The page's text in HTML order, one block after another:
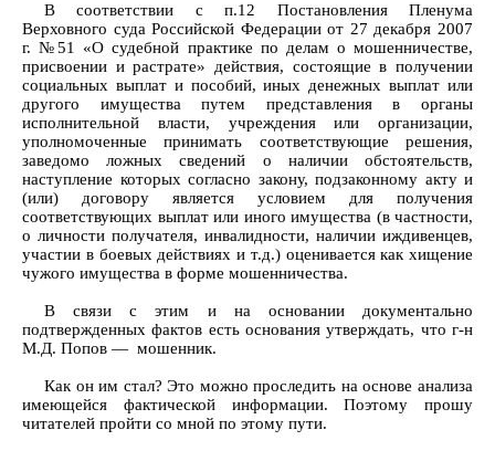
В соответствии с п.12 Постановления Пленума
Верховного суда Российской Федерации от 27 декабря 2007
г. №51 «О судебной практике по делам о мошенничестве,
присвоении и растрате» действия, состоящие в получении
социальных выплат и пособий, иных денежных выплат или
другого имущества путем представления в органы
исполнительной власти, учреждения или организации,
уполномоченные принимать соответствующие решения,
заведомо ложных сведений о наличии обстоятельств,
наступление которых согласно закону, подзаконному акту и
(или) договору является условием для получения
соответствующих выплат или иного имущества (в частности,
о личности получателя, инвалидности, наличии иждивенцев,
участии в боевых действиях и т.д.) оценивается как хищение
чужого имущества в форме мошенничества.
В связи с этим и на основании документально
подтвержденных фактов есть основания утверждать, что г-н
М.Д. Попов — мошенник.
Как он им стал? Это можно проследить на основе анализа
имеющейся фактической информации. Поэтому прошу
читателей пройти со мной по этому пути.